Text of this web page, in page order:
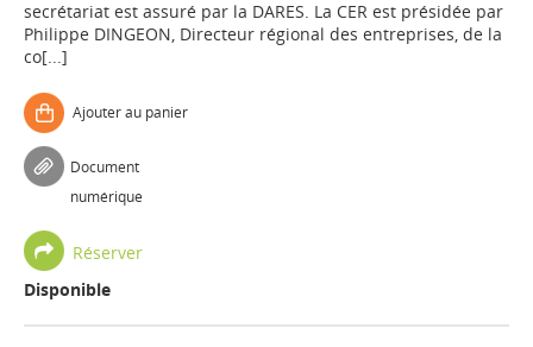
secrétariat est assuré par la DARES. La CER est présidée par
Philippe DINGEON, Directeur régional des entreprises, de la
co[...]
Ajouter au panier
Document
numérique
Réserver
Disponible